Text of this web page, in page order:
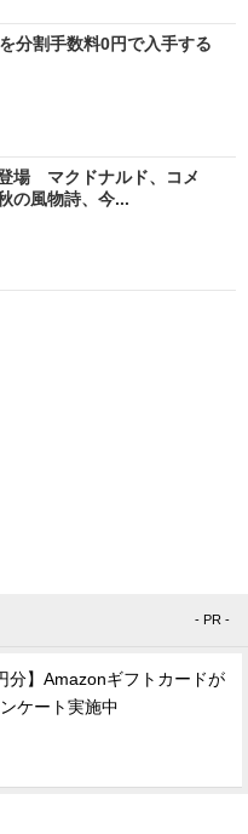
分割手数料0円で入手する
場 マクドナルド、コメ
風物詩、今...
- PR -
分】Amazonギフトカードが
ケート実施中